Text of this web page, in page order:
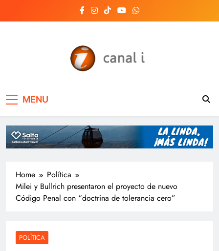
Salta, Argentina y el
mundo, las 24 horas
del día
MENU
Home
Política
Milei y Bullrich presentaron el proyecto de nuevo
Código Penal con “doctrina de tolerancia cero”
POLÍTICA